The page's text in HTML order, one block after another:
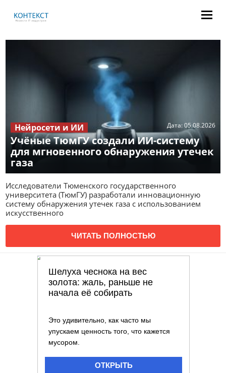
Учёные ТюмГУ создали ИИ-систему
для мгновенного обнаружения утечек
газа
Дата:05.08.2026
Нейросети и ИИ
Исследователи Тюменского государственного
университета (ТюмГУ) разработали инновационную
систему обнаружения утечек газа с использованием
искусственного
ЧИТАТЬ ПОЛНОСТЬЮ